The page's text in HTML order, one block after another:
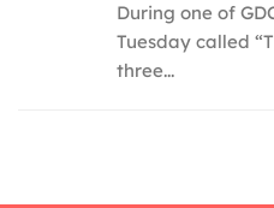
During one of
Tuesday called
three...